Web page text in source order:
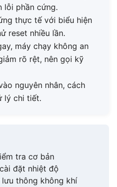
lỗi phần cứng.
thực tế với biểu hiện
reset nhiều lần.
máy chạy không an
rõ rệt, nên gọi kỹ
nguyên nhân, cách
lý chi tiết.
tra cơ bản
đặt nhiệt độ
thông không khí